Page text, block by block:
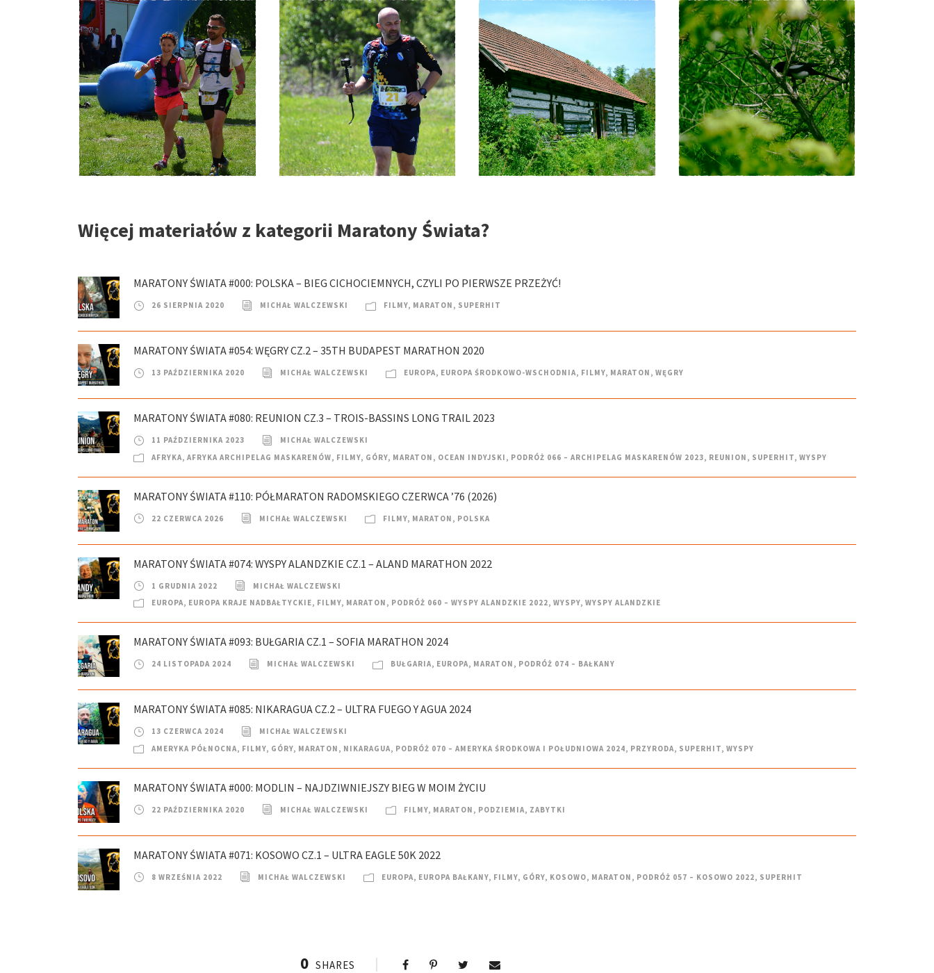
Więcej materiałów z kategorii Maratony Świata?
MARATONY ŚWIATA #000: POLSKA – BIEG CICHOCIEMNYCH, CZYLI PO PIERWSZE PRZEŻYĆ!
26 SIERPNIA 2020 MICHAŁ WALCZEWSKI FILMY, MARATON , SUPERHIT
MARATONY ŚWIATA #054: WĘGRY CZ.2 – 35TH BUDAPEST MARATHON 2020
13 PAŹDZIERNIKA 2020 MICHAŁ WALCZEWSKI EUROPA, EUROPA ŚRODKOWO-WSCHODNIA, FILMY, MARATON , WĘGRY
MARATONY ŚWIATA #080: REUNION CZ.3 – TROIS-BASSINS LONG TRAIL 2023
11 PAŹDZIERNIKA 2023
MICHAŁ WALCZEWSKI
AFRYKA, AFRYKA ARCHIPELAG MASKARENÓW, FILMY, GÓRY, MARATON , OCEAN INDYJSKI , PODRÓŻ 066 – ARCHIPELAG MASKARENÓW 2023, REUNION , SUPERHIT, WYSPY
MARATONY ŚWIATA #110: PÓŁMARATON RADOMSKIEGO CZERWCA ’76 (2026)
22 CZERWCA 2026 MICHAŁ WALCZEWSKI FILMY, MARATON , POLSKA
MARATONY ŚWIATA #074: WYSPY ALANDZKIE CZ.1 – ALAND MARATHON 2022
1 GRUDNIA 2022
MICHAŁ WALCZEWSKI
EUROPA, EUROPA KRAJE NADBAŁTYCKIE, FILMY, MARATON , PODRÓŻ 060 – WYSPY ALANDZKIE 2022, WYSPY, WYSPY ALANDZKIE
MARATONY ŚWIATA #093: BUŁGARIA CZ.1 – SOFIA MARATHON 2024
24 LISTOPADA 2024 MICHAŁ WALCZEWSKI BUŁGARIA, EUROPA, MARATON , PODRÓŻ 074 – BAŁKANY
MARATONY ŚWIATA #085: NIKARAGUA CZ.2 – ULTRA FUEGO Y AGUA 2024
13 CZERWCA 2024
MICHAŁ WALCZEWSKI
AMERYKA PÓŁNOCNA, FILMY, GÓRY, MARATON , NIKARAGUA, PODRÓŻ 070 – AMERYKA ŚRODKOWA I POŁUDNIOWA 2024, PRZYRODA, SUPERHIT, WYSPY
MARATONY ŚWIATA #000: MODLIN – NAJDZIWNIEJSZY BIEG W MOIM ŻYCIU
22 PAŹDZIERNIKA 2020 MICHAŁ WALCZEWSKI FILMY, MARATON , PODZIEMIA, ZABYTKI
MARATONY ŚWIATA #071: KOSOWO CZ.1 – ULTRA EAGLE 50K 2022
8 WRZEŚNIA 2022 MICHAŁ WALCZEWSKI EUROPA, EUROPA BAŁKANY, FILMY, GÓRY, KOSOWO, MARATON , PODRÓŻ 057 – KOSOWO 2022, SUPERHIT
0 SHARES